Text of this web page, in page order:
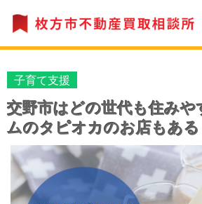
子育て支援
交野市はどの世代も住みや
ムのタピオカのお店もある